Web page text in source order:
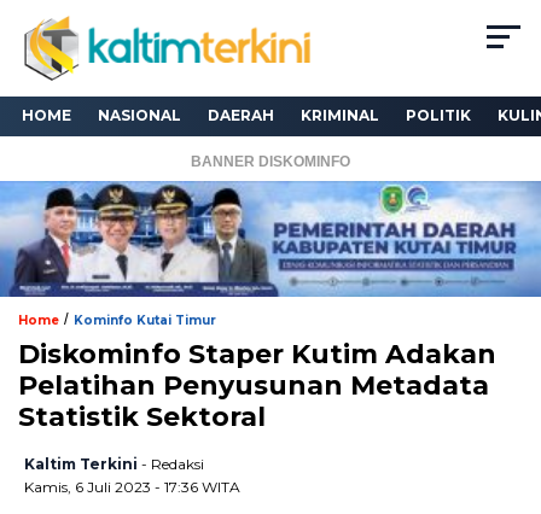
HOME NASIONAL DAERAH KRIMINAL POLITIK
BANNER DISKOMINFO
Home / Kominfo Kutai Timur
Diskominfo Staper Kutim Adakan
Pelatihan Penyusunan Metadata
Statistik Sektoral
Kaltim Terkini - Redaksi
Kamis, 6 Juli 2023 - 17:36 WITA